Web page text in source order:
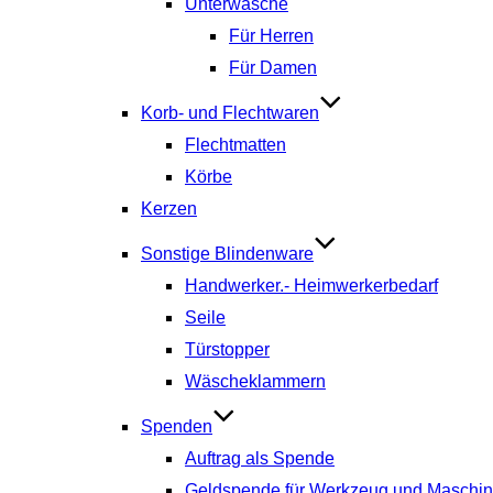
Unterwäsche
Für Herren
Für Damen
Korb- und Flechtwaren
Flechtmatten
Körbe
Kerzen
Sonstige Blindenware
Handwerker.- Heimwerkerbedarf
Seile
Türstopper
Wäscheklammern
Spenden
Auftrag als Spende